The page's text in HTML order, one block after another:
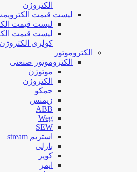
الکتروژن
لیست قیمت
لیست قیمت
لیست قیمت
کولری الکتروژن
الکتروموتور
الکتروموتور صنعتی
موتوژن
الکتروژن
جمکو
زیمنس
ABB
Weg
SEW
استریم stream
بارلی
کوپر
ایمر